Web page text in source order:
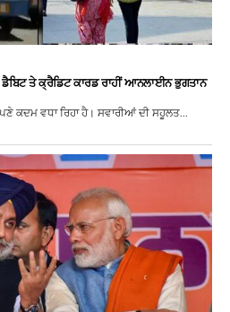
ਤੇ ਕ੍ਰੈਡਿਟ ਕਾਰਡ ਰਾਹੀਂ ਆਨਲਾਈਨ ਭੁਗਤਾਨ
ਕਦਮ ਵਧਾ ਰਿਹਾ ਹੈ। ਸਵਾਰੀਆਂ ਦੀ ਸਹੂਲਤ...